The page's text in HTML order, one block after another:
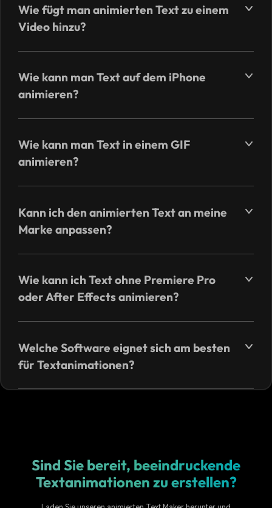
Wie fügt man animierten Text zu einem
Video hinzu?
Wie kann man Text auf dem iPhone
animieren?
Wie kann man Text in einem GIF
animieren?
Kann ich den animierten Text an meine
Marke anpassen?
Wie kann ich Text ohne Premiere Pro
oder After Effects animieren?
Welche Software eignet sich am besten
für Textanimationen?
Sind Sie bereit, beeindruckende
Textanimationen zu erstellen?